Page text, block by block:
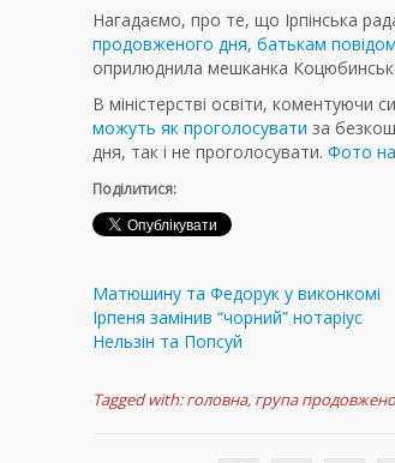
Нагадаємо, про те, що Ірпінська
продовженого дня, батькам
оприлюднила мешканка
В міністерстві освіти, коментуючи
можуть як проголосувати за
дня, так і не проголосувати. Фото
Поділитися:
Матюшину та Федорук у виконкомі
Ірпеня замінив “чорний” нотаріус
Нельзін та Попсуй
Tagged with: головна, група